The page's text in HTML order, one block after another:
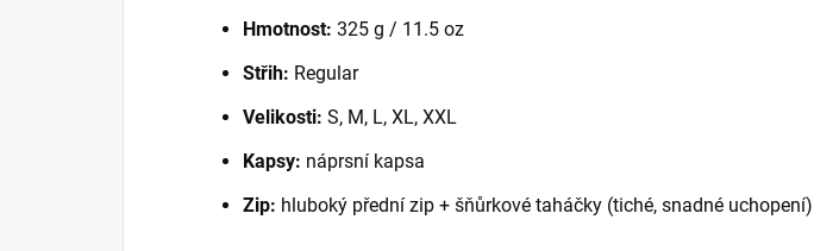
Hmotnost: 325 g / 11.5 oz
Střih: Regular
Velikosti: S, M, L, XL, XXL
Kapsy: náprsní kapsa
Zip: hluboký přední zip + šňůrkové taháčky (tiché, snadné uchopení)